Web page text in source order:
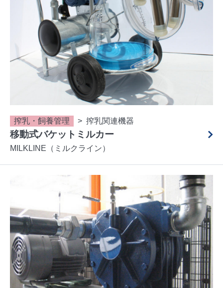
搾乳・飼養管理 搾乳関連機器
移動式バケットミルカー
MILKLINE（ミルクライン）